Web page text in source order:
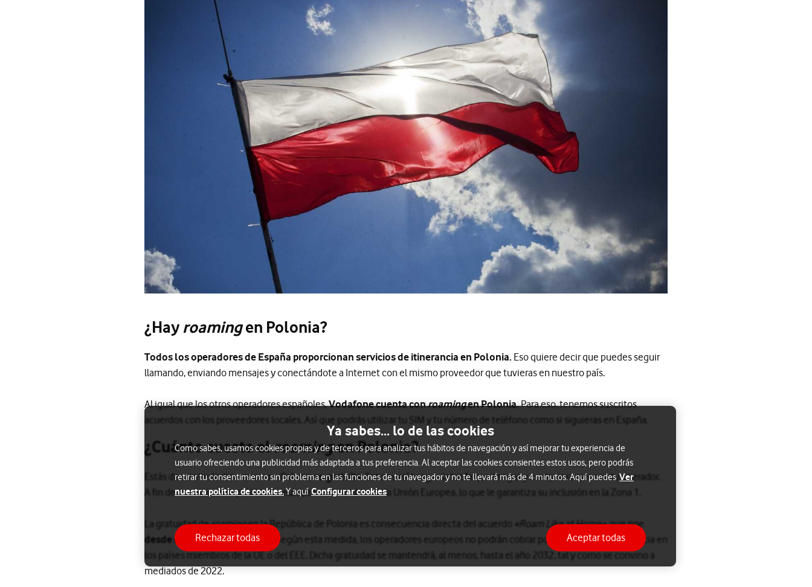
¿Hayroamingen Polonia?
Todos los operadores de España proporcionan servicios de itinerancia en Polonia. Eso quiere decir que puedes seguir
llamando, enviando mensajes y conectándote a Internet con el mismo proveedor que tuvieras en nuestro país.
Al igual que los otros operadores españoles,Vodafone cuenta conroamingen Polonia.Para eso, tenemos suscritos
acuerdos con los proveedores locales. Así que podrás utilizar tu SIM y tu número de teléfono como si siguieras en España.
¿Cuánto cuesta elroamingen Polonia?
Estás de suerte: la itinerancia en Poloniaes gratuita.Esto es así tengas la tarifa que tengas y cualquiera que sea tu operador.
A fin de cuentas, este país centroeuropeo es miembro de la Unión Europea, lo que le garantiza su inclusión en la Zona 1.
La gratuidad deroamingen la República de Polonia es consecuencia directa del acuerdo «Roam Like at Home», que rige
desde el 15 de junio de 2017.
Según esta medida, los operadores europeos no podrán cobrar por el servicio de itinerancia en
los países miembros de la UE o del EEE. Dicha gratuidad se mantendrá, al menos, hasta el año 2032, tal y como se convino a
mediados de 2022.
Ya sabes... lo de las cookies
Como sabes, usamos cookies propias y de terceros para analizar tus hábitos de navegación y así mejorar tu experiencia de
usuario ofreciendo una publicidad más adaptada a tus preferencia. Al aceptar las cookies consientes estos usos, pero podrás
retirar tu consentimiento sin problema en las funciones de tu navegador y no te llevará más de 4 minutos. Aquí puedesVer
nuestra política de cookies.Y aquí Configurar cookies
Rechazar todas Aceptar todas